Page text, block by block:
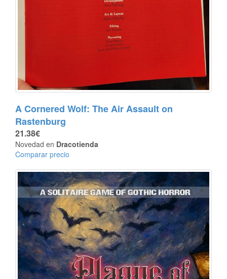
A Cornered Wolf: The Air Assault on
Rastenburg
21.38€
Novedad en Dracotienda
Comparar precio